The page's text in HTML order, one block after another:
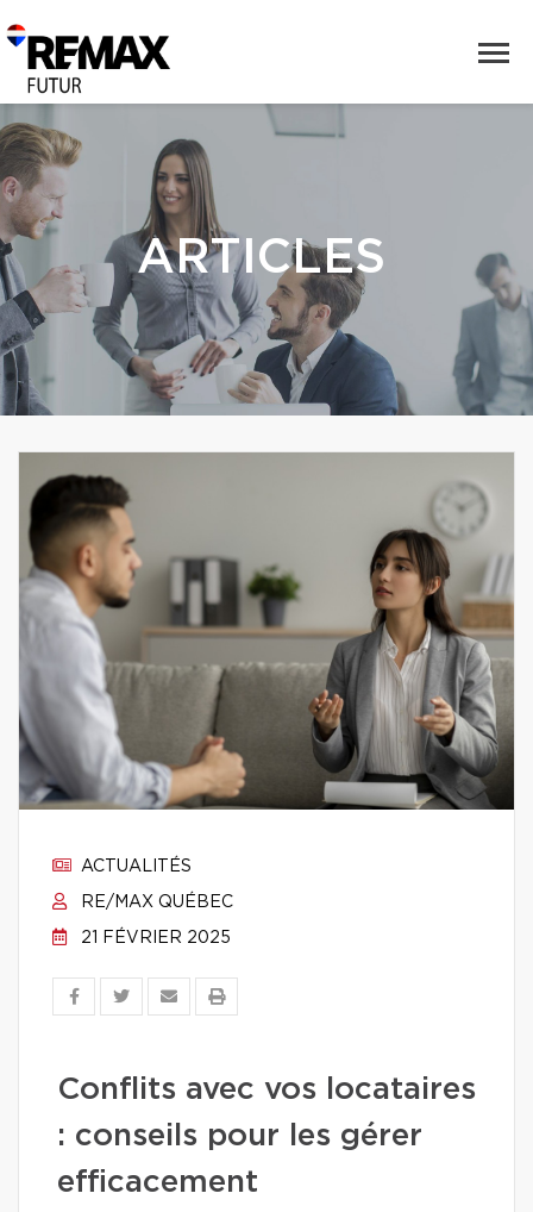
ARTICLES
ACTUALITÉS
RE/MAX QUÉBEC
21 FÉVRIER 2025
Conflits avec vos locataires
: conseils pour les gérer
efficacement